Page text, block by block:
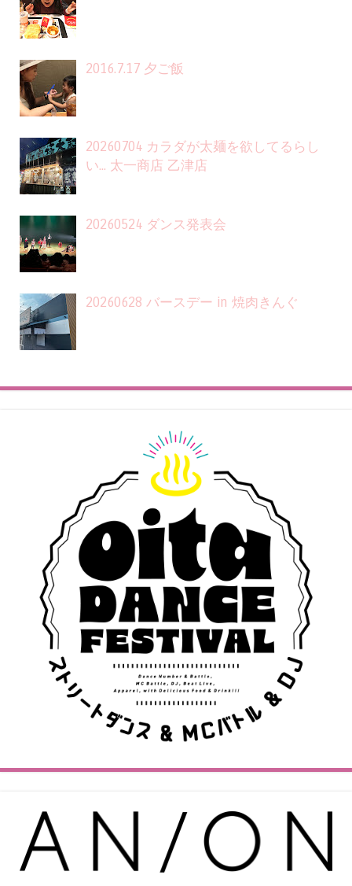
2016.7.17 夕ご飯
20260704 カラダが太麺を欲してるらし
い... 太一商店 乙津店
20260524 ダンス発表会
20260628 バースデー in 焼肉きんぐ